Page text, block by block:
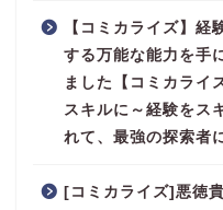
【コミカライズ】経
する万能な能力を手
ました【コミカライ
スキルに～経験をス
れて、最強の探索者
[コミカライズ]悪徳